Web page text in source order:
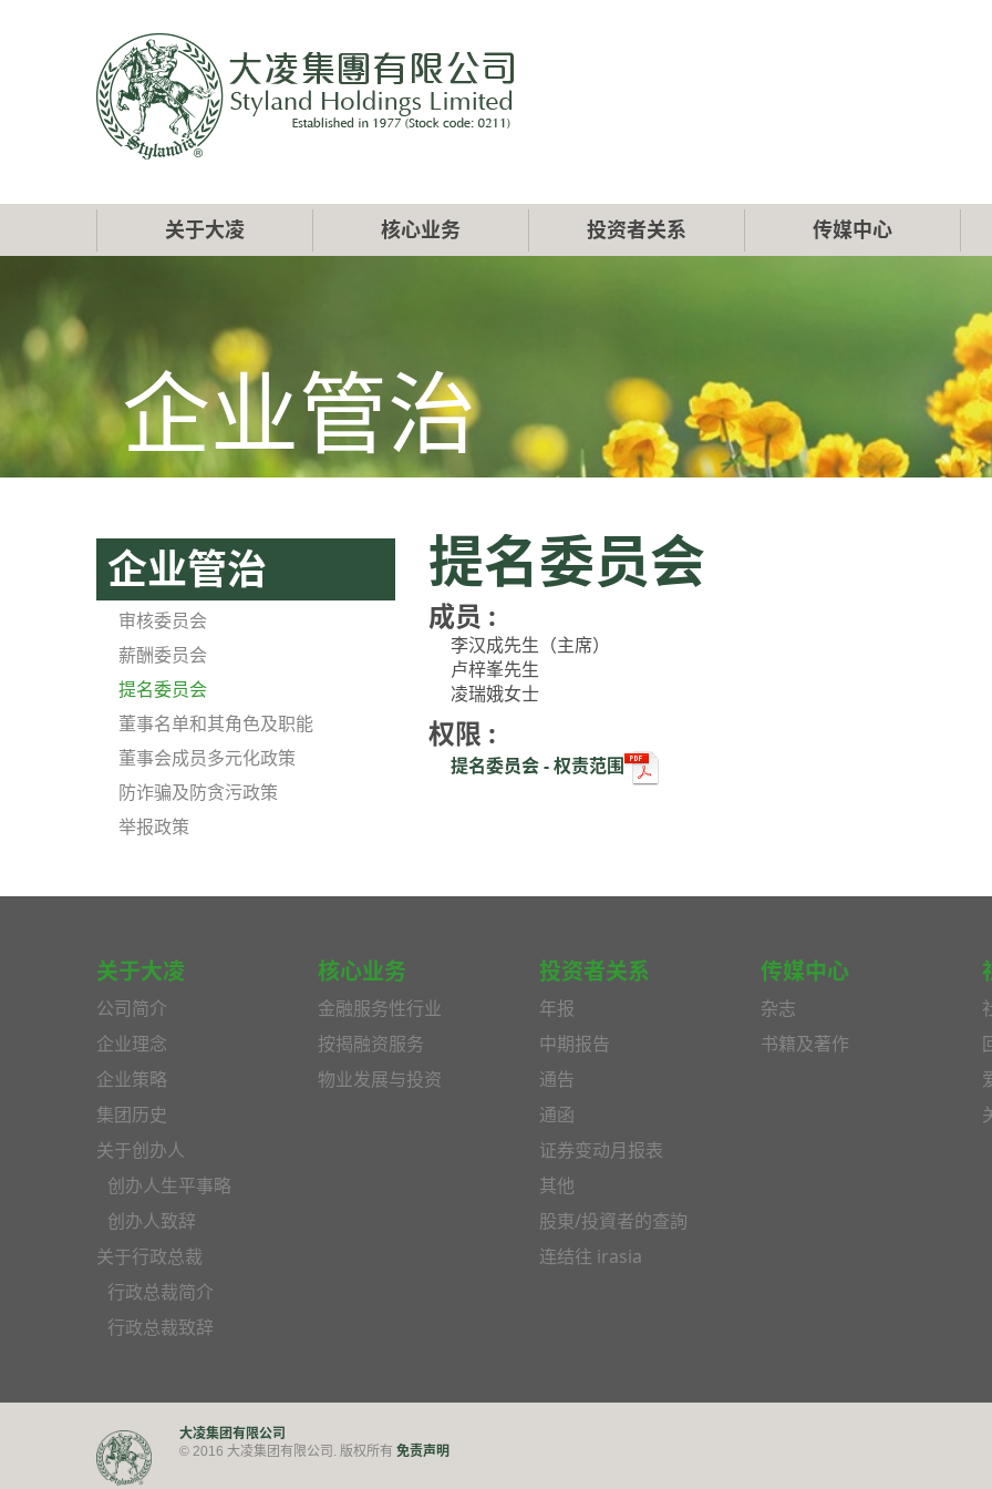
Main
navigation
关于大凌 核心业务 投资者关系 传媒中心
企业管治
企业管治
审核委员会
薪酬委员会
提名委员会
董事名单和其角色及职能
董事会成员多元化政策
防诈骗及防贪污政策
举报政策
提名委员会
成员 :
李汉成先生（主席）
卢梓峯先生
凌瑞娥女士
权限 :
提名委员会 - 权责范围
关于大凌
公司简介
企业理念
企业策略
集团历史
关于创办人
创办人生平事略
创办人致辞
关于行政总裁
行政总裁简介
行政总裁致辞
核心业务
金融服务性行业
按揭融资服务
物业发展与投资
投资者关系
年报
中期报告
通告
通函
证券变动月报表
其他
股東/投資者的查詢
连结往 irasia
传媒中心
杂志
书籍及著作
大凌集团有限公司
© 2016 大凌集团有限公司. 版权所有 免责声明